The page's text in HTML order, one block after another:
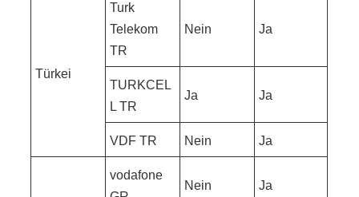
Türkei
Turk
Telekom
TR
Nein Ja
TURKCEL
L TR
Ja Ja
VDF TR Nein Ja
vodafone
Nein Ja